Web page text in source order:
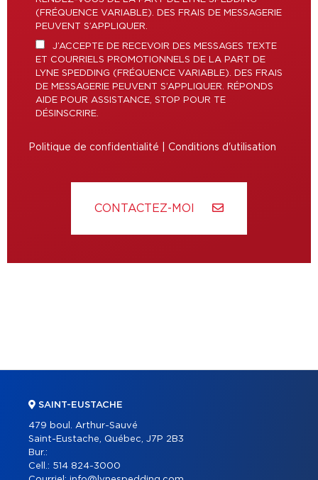
(FRÉQUENCE VARIABLE). DES FRAIS DE MESSAGERIE
PEUVENT S’APPLIQUER.
J’ACCEPTE DE RECEVOIR DES MESSAGES TEXTE
ET COURRIELS PROMOTIONNELS DE LA PART DE
LYNE SPEDDING (FRÉQUENCE VARIABLE). DES FRAIS
DE MESSAGERIE PEUVENT S’APPLIQUER. RÉPONDS
AIDE POUR ASSISTANCE, STOP POUR TE
DÉSINSCRIRE.
Politique de confidentialité Conditions d'utilisation
CONTACTEZ-MOI
SAINT-EUSTACHE
479 boul. Arthur-Sauvé
Saint-Eustache, Québec, J7P 2B3
Bur.:
Cell.: 514 824-3000